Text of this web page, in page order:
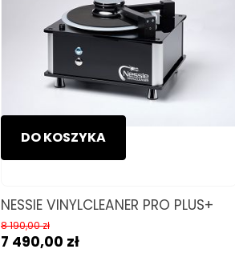
DO KOSZYKA
NESSIE VINYLCLEANER PRO PLUS+
8 190,00 zł
7 490,00 zł